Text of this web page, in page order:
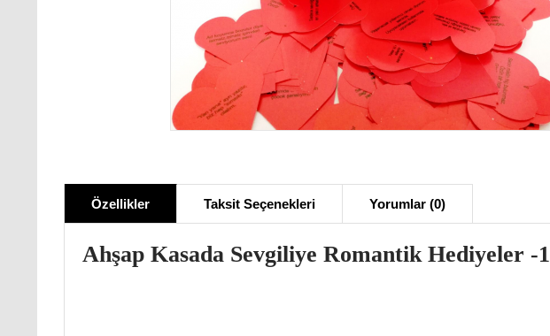
Özellikler Taksit Seçenekleri Yorumlar (0)
Ahşap Kasada Sevgiliye Romantik Hediyeler -1